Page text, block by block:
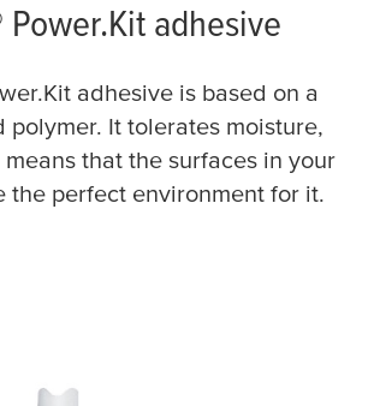
Power.Kit adhesive
adhesive is based on a
polymer. It tolerates moisture,
that the surfaces in your
the perfect environment for it.